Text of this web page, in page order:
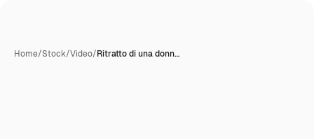
Home/Stock/Video/Ritratto di una donn…